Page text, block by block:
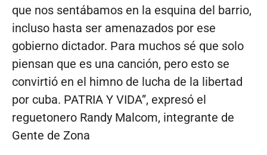
que nos sentábamos en la esquina del barrio,
incluso hasta ser amenazados por ese
gobierno dictador. Para muchos sé que solo
piensan que es una canción, pero esto se
convirtió en el himno de lucha de la libertad
por cuba. PATRIA Y VIDA”, expresó el
reguetonero Randy Malcom, integrante de
Gente de Zona